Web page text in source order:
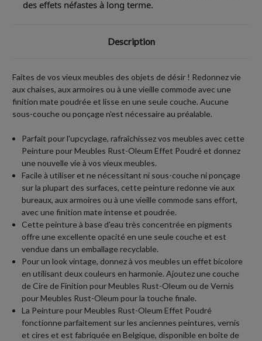
des effets néfastes à long terme.
Description
Faites de vos vieux meubles des objets de désir ! Redonnez vie
aux chaises, aux armoires ou à une vieille commode avec une
finition mate poudrée et lisse en une seule couche. Aucune
sous-couche ou ponçage n'est nécessaire au préalable.
Parfait pour l'upcyclage, rafraîchissez vos meubles avec cette
Peinture pour Meubles Rust-Oleum Effet Poudré et donnez
une nouvelle vie à vos vieux meubles.
Facile à utiliser et ne nécessitant ni sous-couche ni ponçage
sur la plupart des surfaces, cette peinture redonne vie aux
bureaux, aux armoires ou à une vieille commode sans effort,
avec une finition mate intense et poudrée.
Cette peinture à base d'eau très concentrée en pigments
offre une excellente opacité en une seule couche et est
vendue dans un emballage recyclable.
Pour un look vintage, donnez à vos meubles un effet bicolore
en utilisant deux couleurs en harmonie. Ajoutez une couche
de Cire de Finition pour Meubles Rust-Oleum ou de Vernis
pour Meubles Rust-Oleum pour la touche finale.
La Peinture pour Meubles Rust-Oleum Effet Poudré
fonctionne parfaitement sur les anciennes peintures, vernis
et cires et est fabriquée en Belgique, disponible en boîte de